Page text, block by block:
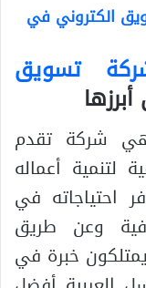
الكتروني في
تسويق
شركة تقدم
لتنمية أعماله
احتياجاته في
وعن طريق
خبرة في